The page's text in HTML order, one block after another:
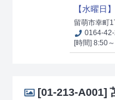
【水曜日
留萌市幸町
0164-
[時間] 8:50
[01-213-A001]